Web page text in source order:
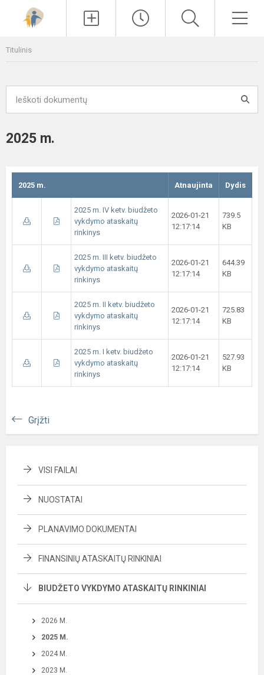
Titulinis
2025 m.
2025 m. Atnaujinta Dydis
2025 m. IV ketv. biudžeto
vykdymo ataskaitų
rinkinys
2026-01-21
12:17:14
739.5
KB
2025 m. III ketv. biudžeto
vykdymo ataskaitų
rinkinys
2026-01-21
12:17:14
644.39
KB
2025 m. II ketv. biudžeto
vykdymo ataskaitų
rinkinys
2026-01-21
12:17:14
725.83
KB
2025 m. I ketv. biudžeto
vykdymo ataskaitų
rinkinys
2026-01-21
12:17:14
527.93
KB
Grįžti
VISI FAILAI
NUOSTATAI
PLANAVIMO DOKUMENTAI
FINANSINIŲ ATASKAITŲ RINKINIAI
BIUDŽETO VYKDYMO ATASKAITŲ RINKINIAI
2026 M.
2025 M.
2024 M.
2023 M.